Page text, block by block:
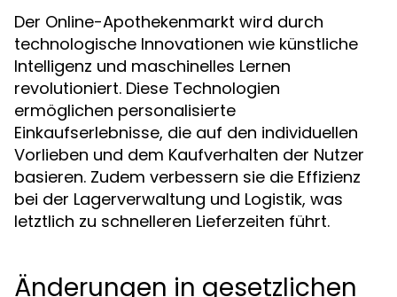
Der Online-Apothekenmarkt wird durch
technologische Innovationen wie künstliche
Intelligenz und maschinelles Lernen
revolutioniert. Diese Technologien
ermöglichen personalisierte
Einkaufserlebnisse, die auf den individuellen
Vorlieben und dem Kaufverhalten der Nutzer
basieren. Zudem verbessern sie die Effizienz
bei der Lagerverwaltung und Logistik, was
letztlich zu schnelleren Lieferzeiten führt.
Änderungen in gesetzlichen